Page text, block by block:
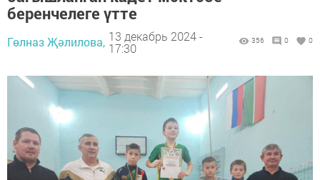
беренчелеге үтте
Гөлназ Җәлилова, 13 декабрь 2024 -
17:30
356 0 0